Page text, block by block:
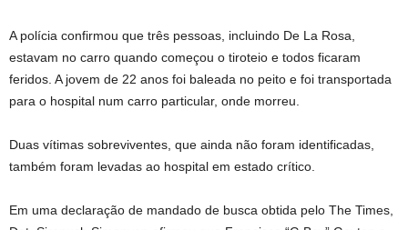
A polícia confirmou que três pessoas, incluindo De La Rosa,
estavam no carro quando começou o tiroteio e todos ficaram
feridos. A jovem de 22 anos foi baleada no peito e foi transportada
para o hospital num carro particular, onde morreu.
Duas vítimas sobreviventes, que ainda não foram identificadas,
também foram levadas ao hospital em estado crítico.
Em uma declaração de mandado de busca obtida pelo The Times,